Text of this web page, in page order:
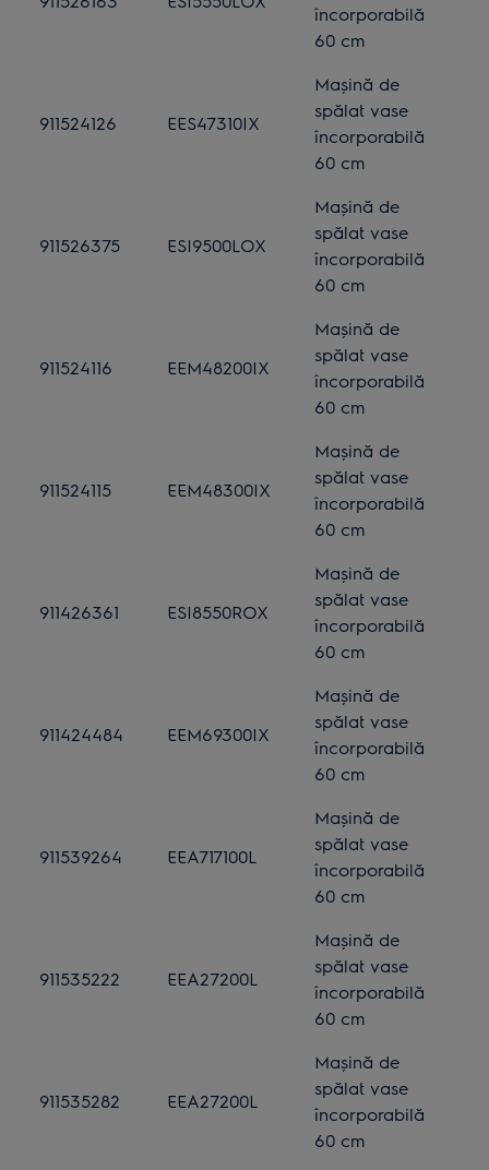
încorporabilă
60 cm
911524126 EES47310IX
Mașină de
spălat vase
încorporabilă
60 cm
911526375 ESI9500LOX
Mașină de
spălat vase
încorporabilă
60 cm
911524116 EEM48200IX
Mașină de
spălat vase
încorporabilă
60 cm
911524115 EEM48300IX
Mașină de
spălat vase
încorporabilă
60 cm
911426361 ESI8550ROX
Mașină de
spălat vase
încorporabilă
60 cm
911424484 EEM69300IX
Mașină de
spălat vase
încorporabilă
60 cm
911539264 EEA717100L
Mașină de
spălat vase
încorporabilă
60 cm
911535222 EEA27200L
Mașină de
spălat vase
încorporabilă
60 cm
911535282 EEA27200L
Mașină de
spălat vase
încorporabilă
60 cm